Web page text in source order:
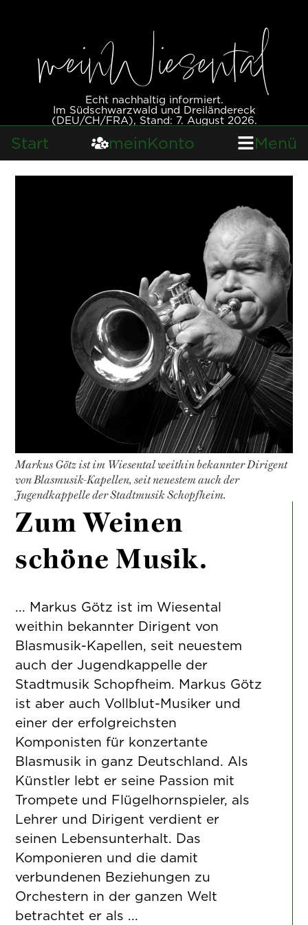
meinWiesental
Echt nachhaltig informiert.
Im Südschwarzwald und Dreiländereck
(DEU/CH/FRA), Stand: 7. August 2026.
Start meinKonto Menü
Markus Götz ist im Wiesental weithin bekannter Dirigent
von Blasmusik-Kapellen, seit neuestem auch der
Jugendkappelle der Stadtmusik Schopfheim.
Zum Weinen
schöne Musik.
... Markus Götz ist im Wiesental
weithin bekannter Dirigent von
Blasmusik-Kapellen, seit neuestem
auch der Jugendkappelle der
Stadtmusik Schopfheim. Markus Götz
ist aber auch Vollblut-Musiker und
einer der erfolgreichsten
Komponisten für konzertante
Blasmusik in ganz Deutschland. Als
Künstler lebt er seine Passion mit
Trompete und Flügelhornspieler, als
Lehrer und Dirigent verdient er
seinen Lebensunterhalt. Das
Komponieren und die damit
verbundenen Beziehungen zu
Orchestern in der ganzen Welt
betrachtet er als ...